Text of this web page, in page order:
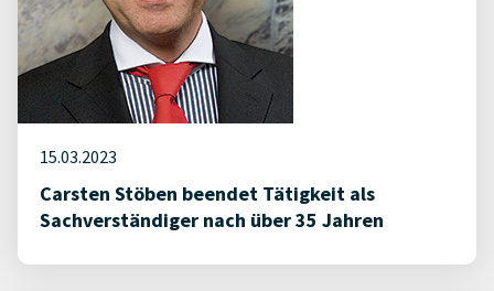
15.03.2023
Carsten Stöben beendet Tätigkeit als
Sachverständiger nach über 35 Jahren